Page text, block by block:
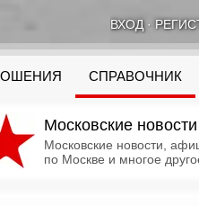
ВХОД·
СПРАВОЧНИК
Московские новости
Московские новости,
по Москве и многое